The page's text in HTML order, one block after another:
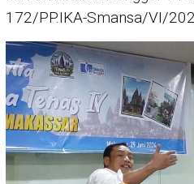
172/PP.IKA-Smansa/VI/